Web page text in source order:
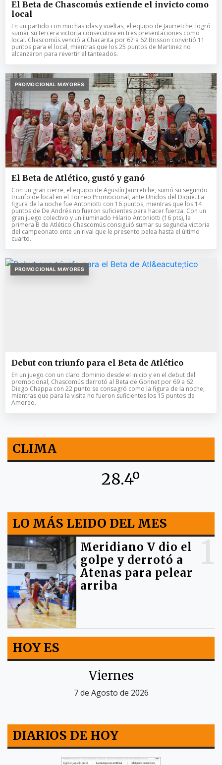
El Beta de Chascomús extiende el invicto como
local
En un partido con muchas idas y vueltas, el equipo de Jaurretche, logró
sumar su tercera victoria consecutiva en tres presentaciones como
local. Chascomús venció a Chacarita por 67 a 62.Brisson convirtió 11
puntos para el local, mientras que los 25 puntos de Martinez no
alcanzaron para revertir el tanteados.
PROMOCIONAL MAYORES
El Beta de Atlético, gustó y ganó
Con un gran cierre, el equipo de Agustín Jaurretche, sumó su segundo
triunfo de local en el Torneo Promocional, ante Unidos del Dique. La
figura de la noche fue Antoniotti con 16 puntos, mientras que los 14
puntos de De Andrés no fueron suficientes para hacer fuerza. Con un
gran juego colectivo y un iluminado Hilario Antoniotti (16 pts), la
primera B de Atlético Chascomús consiguió sumar su segunda victoria
del campeonato ente un rival que le presento pelea hasta el último
cuarto.
PROMOCIONAL MAYORES
Debut con triunfo para el Beta de Atlético
En un juego con un claro dominio desde el inicio y en el debut del
promocional, Chascomús derrotó al Beta de Gonnet por 69 a 62.
Diego Chappa con 22 punto se consagró como la figura de la noche,
mientras que para la visita no fueron suficientes los 15 puntos de
Amoreo.
CLIMA
28.4º
LO MÁS LEIDO DEL MES
Meridiano V dio el
golpe y derrotó a
Atenas para pelear
arriba
HOY ES
Viernes
7 de Agosto de 2026
DIARIOS DE HOY